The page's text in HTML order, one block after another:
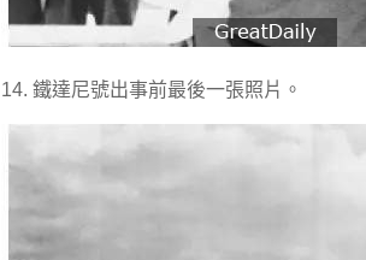
14. 鐵達尼號出事前最後一張照片。